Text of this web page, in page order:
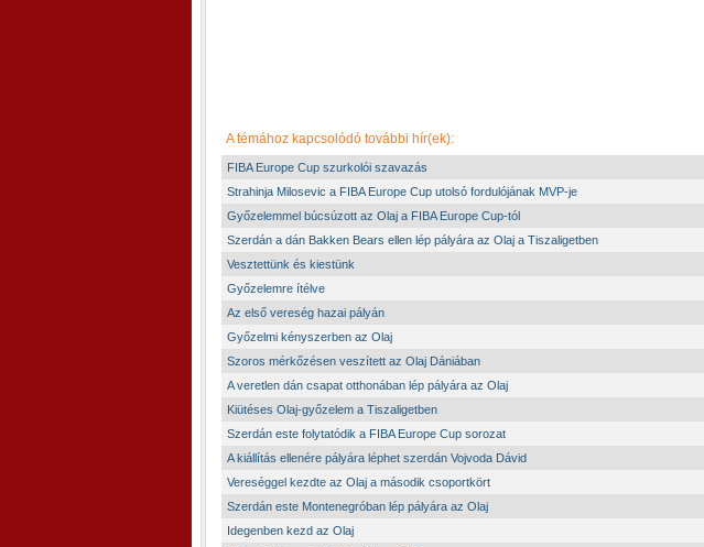
A témához kapcsolódó további hír(ek):
FIBA Europe Cup szurkolói szavazás
Strahinja Milosevic a FIBA Europe Cup utolsó fordulójának MVP-je
Győzelemmel búcsúzott az Olaj a FIBA Europe Cup-tól
Szerdán a dán Bakken Bears ellen lép pályára az Olaj a Tiszaligetben
Vesztettünk és kiestünk
Győzelemre ítélve
Az első vereség hazai pályán
Győzelmi kényszerben az Olaj
Szoros mérkőzésen veszített az Olaj Dániában
A veretlen dán csapat otthonában lép pályára az Olaj
Kiütéses Olaj-győzelem a Tiszaligetben
Szerdán este folytatódik a FIBA Europe Cup sorozat
A kiállítás ellenére pályára léphet szerdán Vojvoda Dávid
Vereséggel kezdte az Olaj a második csoportkört
Szerdán este Montenegróban lép pályára az Olaj
Idegenben kezd az Olaj